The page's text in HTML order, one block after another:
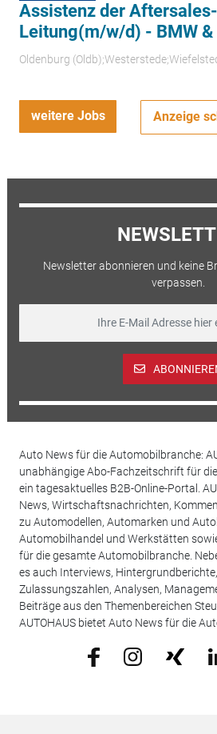
Assistenz der Aftersales-
Leitung(m/w/d) - BMW &
Oldenburg
weitere Jobs Anzeige
Newsletter abonnieren und keine
verpassen.
Auto News für die Automobilbranche:
unabhängige Abo-Fachzeitschrift für
ein tagesaktuelles B2B-Online-Portal.
News, Wirtschaftsnachrichten,
zu Automodellen, Automarken und
Automobilhandel und Werkstätten
für die gesamte Automobilbranche.
es auch Interviews,
Zulassungszahlen, Analysen,
Beiträge aus den Themenbereichen
AUTOHAUS bietet Auto News für die